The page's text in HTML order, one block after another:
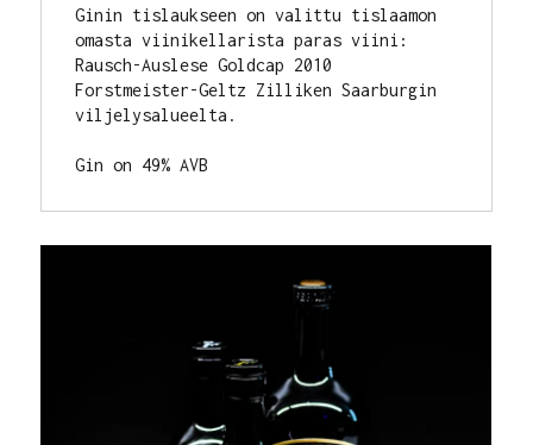
Ginin tislaukseen on valittu tislaamon
omasta viinikellarista paras viini:
Rausch-Auslese Goldcap 2010
Forstmeister-Geltz Zilliken Saarburgin
viljelysalueelta.
Gin on 49% AVB